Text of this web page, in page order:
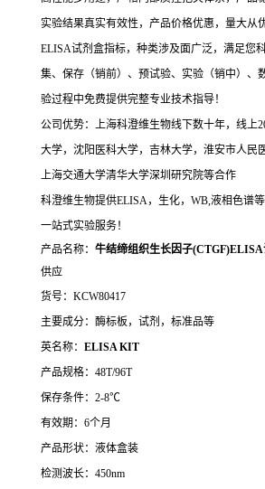
实验结果真实有效性，产品价格优惠，量大从
ELISA试剂盒指标，种类涉及面广泛，满足您
集、保存（销前）、预试验、实验（销中）、
验过程中免费提供完整专业技术指导！
公司优势：上海科澄维生物线下数十年，线上
大学，沈阳医科大学，吉林大学，淮安市人民
上海交通大学清华大学深圳研究院等合作
科澄维生物提供ELISA，生化，WB,液相色谱
一站式实验服务！
产品名称： 牛结缔组织生长因子
供应
货号：KCW80417
主要成分：酶标板，试剂，标准品等
英名称： ELISA KIT
产品规格：48T/96T
保存条件：2-8℃
有效期：6个月
产品形状：液体盒装
检测波长：450nm